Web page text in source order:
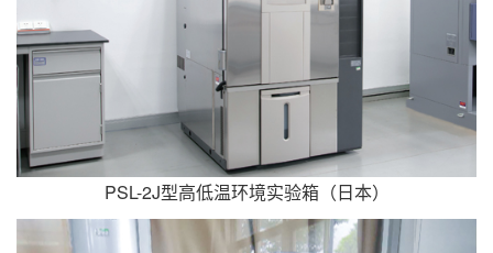
PSL-2J型高低温环境实验箱（日本）